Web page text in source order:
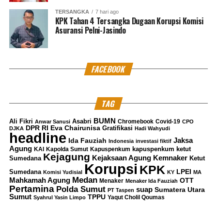
TERSANGKA 7 hari ago
KPK Tahan 4 Tersangka Dugaan Korupsi Komisi
Asuransi Pelni-Jasindo
FACEBOOK
TAG
Ali Fikri Anwar Sanusi Asabri BUMN Chromebook Covid-19 CPO
DJKA
DPR RI Eva Chairunisa Gratifikasi Hadi Wahyudi
headline Ida Fauziah Indonesia investasi fiktif Jaksa
Agung KAI Kapolda Sumut Kapuspenkum kapuspenkum ketut
Sumedana Kejagung Kejaksaan Agung Kemnaker Ketut
Sumedana Komisi Yudisial Korupsi KPK KY LPEI MA
Mahkamah Agung Medan Menaker Menaker Ida Fauziah OTT
Pertamina Polda Sumut PT Taspen suap Sumatera Utara
Sumut Syahrul Yasin Limpo TPPU Yaqut Cholil Qoumas